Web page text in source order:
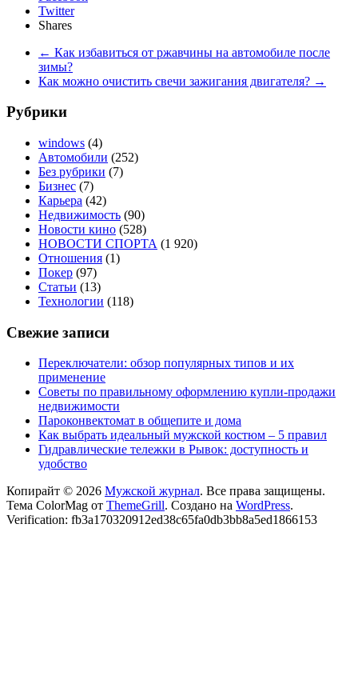
Twitter
Shares
← Как избавиться от ржавчины на автомобиле после
зимы?
Как можно очистить свечи зажигания двигателя? →
Рубрики
windows (4)
Автомобили (252)
Без рубрики (7)
Бизнес (7)
Карьера (42)
Недвижимость (90)
Новости кино (528)
НОВОСТИ СПОРТА (1 920)
Отношения (1)
Покер (97)
Статьи (13)
Технологии (118)
Свежие записи
Переключатели: обзор популярных типов и их
применение
Советы по правильному оформлению купли-продажи
недвижимости
Пароконвектомат в общепите и дома
Как выбрать идеальный мужской костюм – 5 правил
Гидравлические тележки в Рывок: доступность и
удобство
Копирайт © 2026 Мужской журнал. Все права защищены.
Тема ColorMag от ThemeGrill. Создано на WordPress.
Verification: fb3a170320912ed38c65fa0db3bb8a5ed1866153